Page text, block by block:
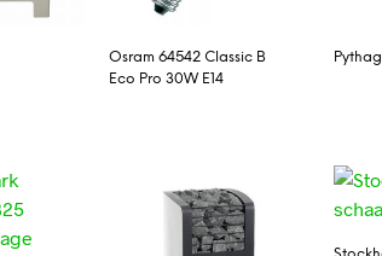
Osram 64542 Classic B
Eco Pro 30W E14